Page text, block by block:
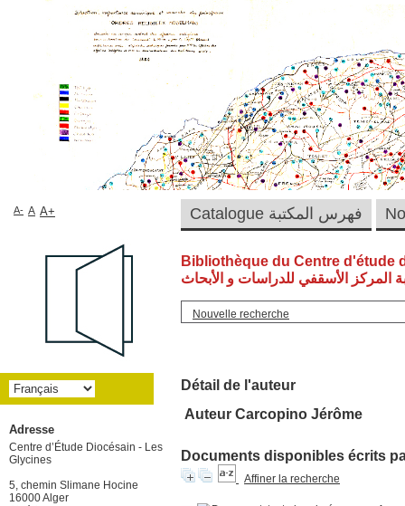
Bibliothèque du Centre d'étude
المركز الأسقفي للدراسات و الأبحاث
Nouvelle recherche
Détail de l'auteur
Auteur Carcopino Jérôme
Documents disponibles écrits
Affiner la recherche
Catalogue فهرس المكتبة A- A A+
Adresse
Centre d’Étude Diocésain - Les
Glycines
5, chemin Slimane Hocine
16000 Alger